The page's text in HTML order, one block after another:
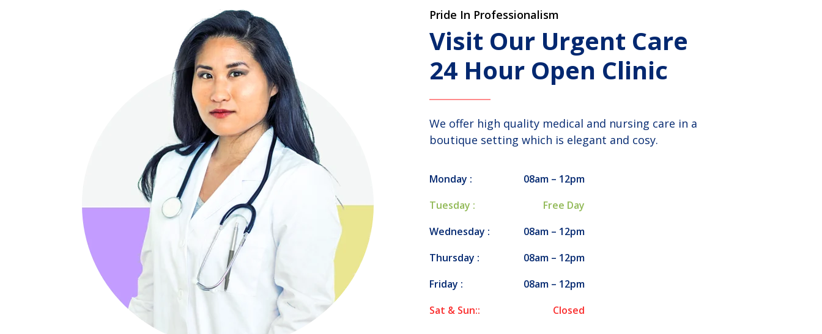
Pride In Professionalism
Visit Our Urgent Care
24 Hour Open Clinic
We offer high quality medical and nursing care in a
boutique setting which is elegant and cosy.
Monday :
08am – 12pm
Tuesday :
Free Day
Wednesday :
08am – 12pm
Thursday :
08am – 12pm
Friday :
08am – 12pm
Sat & Sun::
Closed